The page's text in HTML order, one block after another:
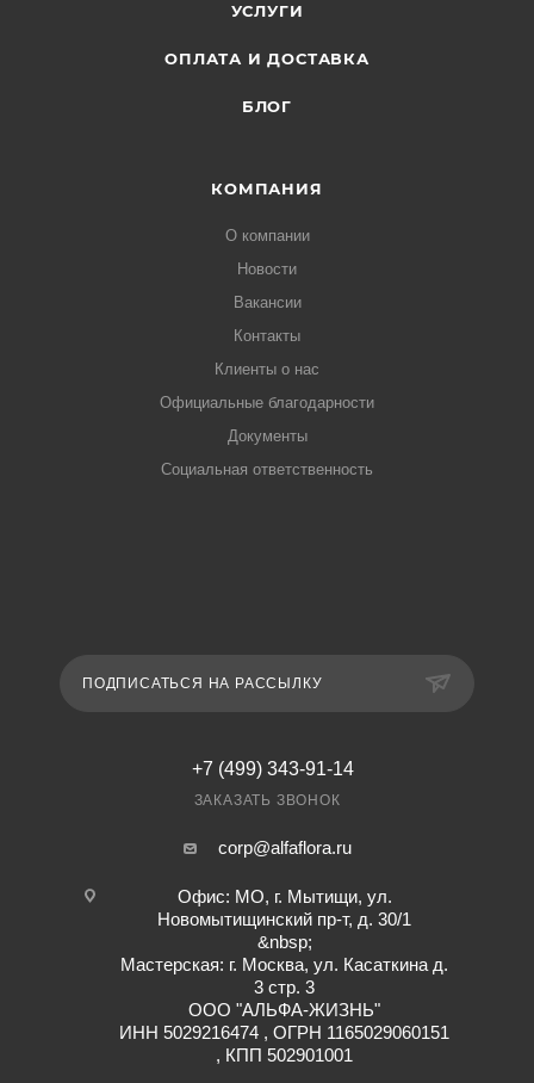
УСЛУГИ
ОПЛАТА И ДОСТАВКА
БЛОГ
КОМПАНИЯ
О компании
Новости
Вакансии
Контакты
Клиенты о нас
Официальные благодарности
Документы
Социальная ответственность
ПОДПИСАТЬСЯ НА РАССЫЛКУ
+7 (499) 343-91-14
ЗАКАЗАТЬ ЗВОНОК
corp@alfaflora.ru
Офис: МО, г. Мытищи, ул.
Новомытищинский пр-т, д. 30/1
&nbsp;
Мастерская: г. Москва, ул. Касаткина д.
3 стр. 3
ООО "АЛЬФА-ЖИЗНЬ"
ИНН 5029216474 , ОГРН 1165029060151
, КПП 502901001